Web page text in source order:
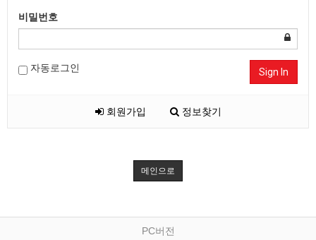
비밀번호
자동로그인 Sign In
회원가입 정보찾기
메인으로
PC버전